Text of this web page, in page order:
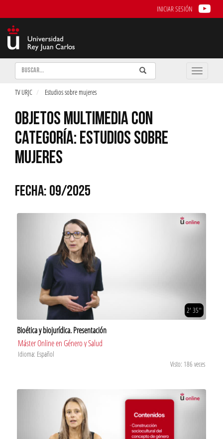
INICIAR SESIÓN
Buscar Enviar
Buscar
Toggle
TV URJC Estudios sobre mujeres
OBJETOS MULTIMEDIA CON
CATEGORÍA: ESTUDIOS SOBRE
MUJERES
FECHA: 09/2025
2' 35''
Bioética y biojurídica. Presentación
Máster Online en Género y Salud
Idioma: Español
Visto: 186 veces